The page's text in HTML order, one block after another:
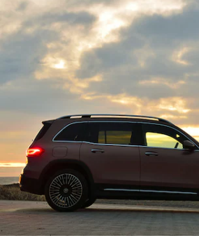
Mercedes-
Benz
Accessories
ウォールユ
ニット
Mercedes-